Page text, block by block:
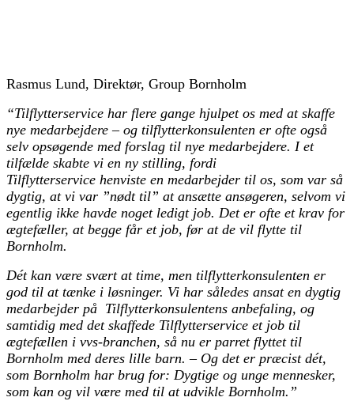
Rasmus Lund, Direktør, Group Bornholm
“Tilflytterservice har flere gange hjulpet os med at skaffe
nye medarbejdere – og tilflytterkonsulenten er ofte også
selv opsøgende med forslag til nye medarbejdere. I et
tilfælde skabte vi en ny stilling, fordi
Tilflytterservice henviste en medarbejder til os, som var så
dygtig, at vi var ”nødt til” at ansætte ansøgeren, selvom vi
egentlig ikke havde noget ledigt job. Det er ofte et krav for
ægtefæller, at begge får et job, før at de vil flytte til
Bornholm.
Dét kan være svært at time, men tilflytterkonsulenten er
god til at tænke i løsninger. Vi har således ansat en dygtig
medarbejder på Tilflytterkonsulentens anbefaling, og
samtidig med det skaffede Tilflytterservice et job til
ægtefællen i vvs-branchen, så nu er parret flyttet til
Bornholm med deres lille barn. – Og det er præcist dét,
som Bornholm har brug for: Dygtige og unge mennesker,
som kan og vil være med til at udvikle Bornholm.”